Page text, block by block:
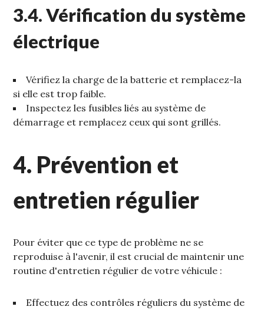
3.4. Vérification du système
électrique
Vérifiez la charge de la batterie et remplacez-la
si elle est trop faible.
Inspectez les fusibles liés au système de
démarrage et remplacez ceux qui sont grillés.
4. Prévention et
entretien régulier
Pour éviter que ce type de problème ne se
reproduise à l'avenir‚ il est crucial de maintenir une
routine d'entretien régulier de votre véhicule :
Effectuez des contrôles réguliers du système de